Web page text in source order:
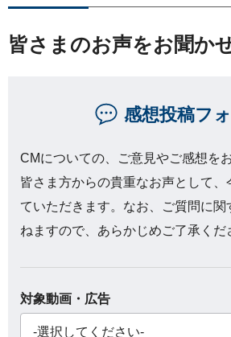
皆さまのお声をお聞か